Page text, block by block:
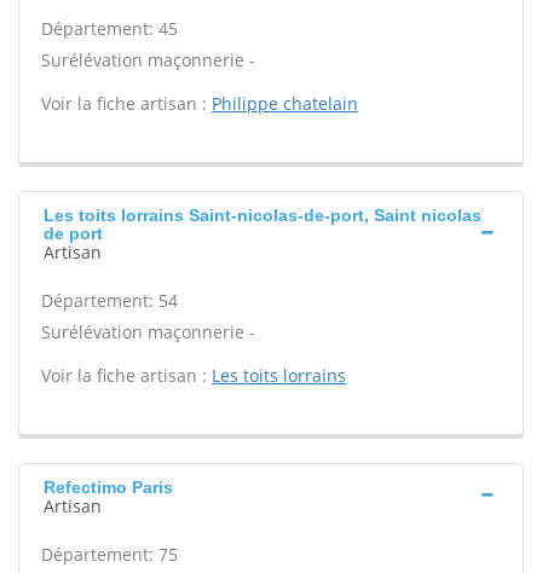
Département: 45
Surélévation maçonnerie -
Voir la fiche artisan : Philippe chatelain
Les toits lorrains Saint-nicolas-de-port, Saint nicolas
de port
Artisan
Département: 54
Surélévation maçonnerie -
Voir la fiche artisan : Les toits lorrains
Refectimo Paris
Artisan
Département: 75